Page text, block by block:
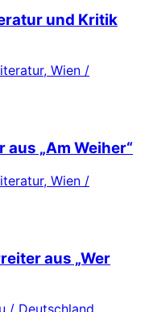
und Kritik
Wien /
„Am Weiher“
Wien /
aus „Wer